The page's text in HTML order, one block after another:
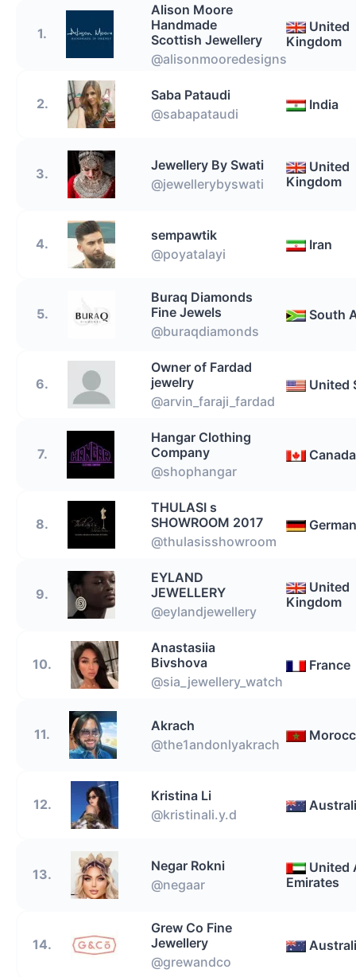
1.
Alison Moore
Handmade
Scottish Jewellery
@alisonmooredesigns
United
Kingdom
2.
Saba Pataudi
@sabapataudi
India
3.
Jewellery By Swati
@jewellerybyswati
United
Kingdom
4.
sempawtik
@poyatalayi
Iran
5.
Buraq Diamonds
Fine Jewels
@buraqdiamonds
South
6.
Owner of Fardad
jewelry
@arvin_faraji_fardad
United
7.
Hangar Clothing
Company
@shophangar
Canada
8.
THULASI s
SHOWROOM 2017
@thulasisshowroom
9.
EYLAND
JEWELLERY
@eylandjewellery
United
Kingdom
10.
Anastasiia
Bivshova
@sia_jewellery_watch
France
11.
Akrach
@the1andonlyakrach
12.
Kristina Li
@kristinali.y.d
13.
Negar Rokni
@negaar
United
Emirates
14.
Grew Co Fine
Jewellery
@grewandco